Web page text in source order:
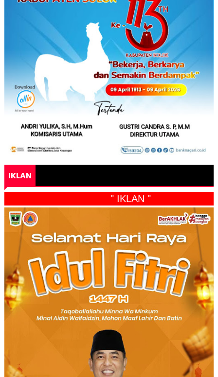
IKLAN
" IKLAN "